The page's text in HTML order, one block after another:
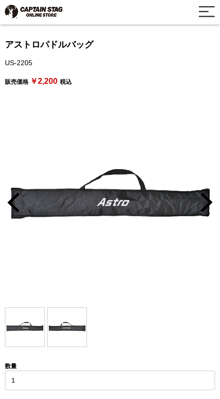
アストロパドルバッグ
US-2205
販売価格 ￥2,200 税込
数量